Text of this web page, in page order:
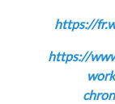
https://
https://